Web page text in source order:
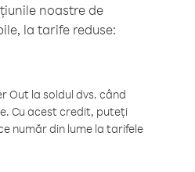
noastre de
la tarife reduse:
Out la soldul dvs. când
Cu acest credit, puteți
număr din lume la tarifele